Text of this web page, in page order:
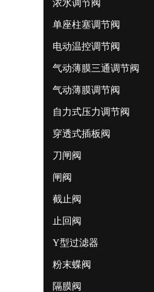
浓水调节阀
单座柱塞调节阀
电动温控调节阀
气动薄膜三通调节阀
气动薄膜调节阀
自力式压力调节阀
穿透式插板阀
刀闸阀
闸阀
截止阀
止回阀
Y型过滤器
粉末蝶阀
隔膜阀